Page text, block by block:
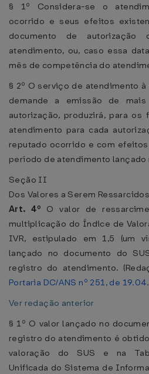
§ 1º Considera-se o
ocorrido e seus efeitos
documento de
atendimento, ou, caso essa
mês de competência do
§ 2º O serviço de atendimento
demande a emissão de
autorização, produzirá, para os
atendimento para cada
reputado ocorrido e com
período de atendimento lançado
Seção II
Dos Valores a Serem
Art. 4º O valor de
multiplicação do Índice de
IVR, estipulado em 1,5 (um
lançado no documento do
registro do atendimento.
Portaria DC/ANS nº 251, de
Ver redação anterior
§ 1º O valor lançado no
registro do atendimento é
valoração do SUS e na
Unificada do Sistema de